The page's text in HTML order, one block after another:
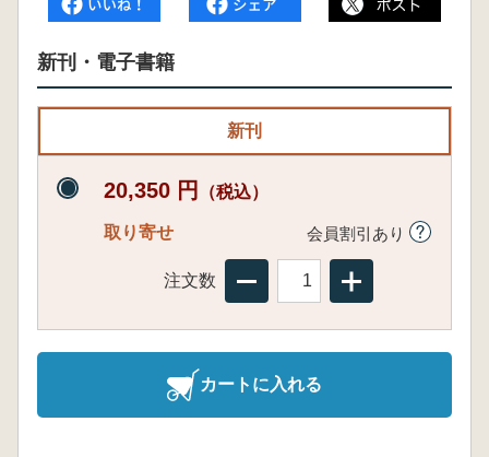
新刊・電子書籍
新刊
20,350 円 （税込）
取り寄せ 会員割引あり
注文数
カートに入れる